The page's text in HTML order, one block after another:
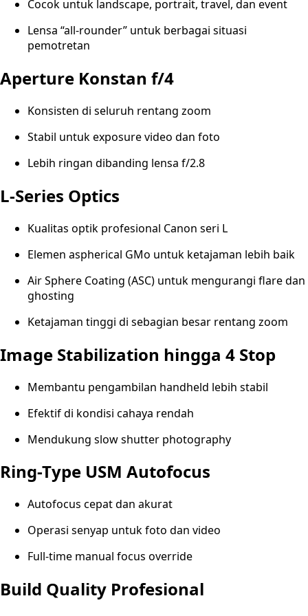
Cocok untuk landscape, portrait, travel, dan event
Lensa “all-rounder” untuk berbagai situasi
pemotretan
Aperture Konstan f/4
Konsisten di seluruh rentang zoom
Stabil untuk exposure video dan foto
Lebih ringan dibanding lensa f/2.8
L-Series Optics
Kualitas optik profesional Canon seri L
Elemen aspherical GMo untuk ketajaman lebih baik
Air Sphere Coating (ASC) untuk mengurangi flare dan
ghosting
Ketajaman tinggi di sebagian besar rentang zoom
Image Stabilization hingga 4 Stop
Membantu pengambilan handheld lebih stabil
Efektif di kondisi cahaya rendah
Mendukung slow shutter photography
Ring-Type USM Autofocus
Autofocus cepat dan akurat
Operasi senyap untuk foto dan video
Full-time manual focus override
Build Quality Profesional